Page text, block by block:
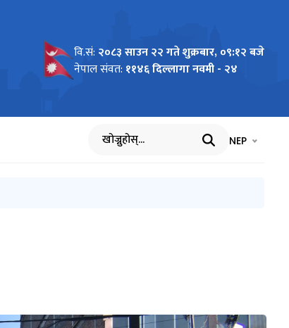
वि.सं: २०८३ साउन २२ गते शुक्रबार, ०९:१२ बजे
नेपाल संवत: ११४६ दिल्लागा नवमी - २४
खोज्नुहोस् भाषा चयन
NEP